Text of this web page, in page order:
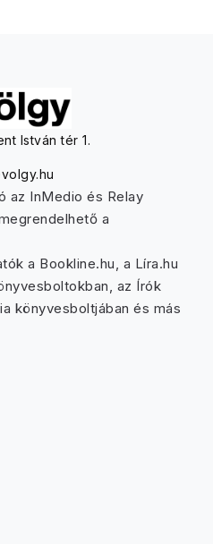
István tér 1.
az InMedio és Relay
a
a Bookline.hu, a Líra.hu
az Írók
könyvesboltjában és más